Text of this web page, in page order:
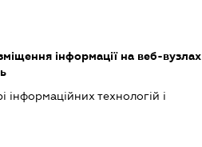
інформації на веб-вузлах
інформаційних технологій і